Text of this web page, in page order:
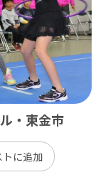
・東金市
ト